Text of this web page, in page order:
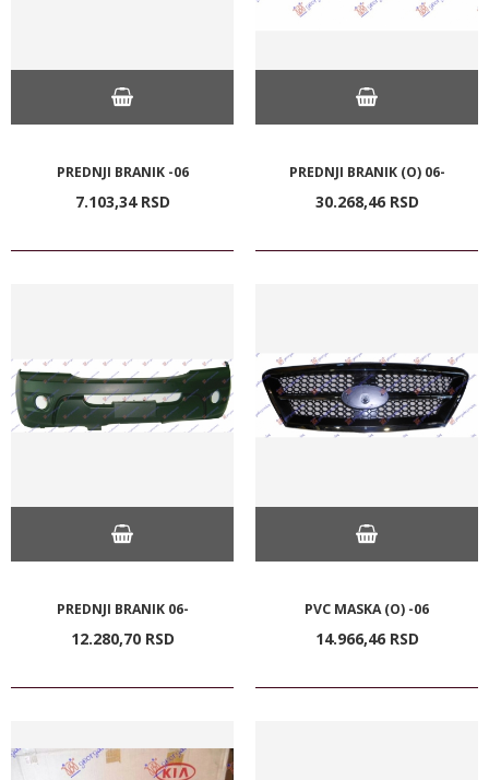
PREDNJI BRANIK -06
7.103,34 RSD
PREDNJI BRANIK (O) 06-
30.268,46 RSD
PREDNJI BRANIK 06-
12.280,70 RSD
PVC MASKA (O) -06
14.966,46 RSD